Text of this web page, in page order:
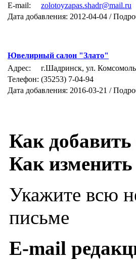
E-mail:
zolotoyzapas.shadr@mail.ru
Дата добавления: 2012-04-04 /
Ювелирный салон "Злато"
Адрес:
г.Шадринск, ул.
Телефон: (35253) 7-04-94
Дата добавления: 2016-03-21 /
Как
Как
Укажите всю
письме
E-mail